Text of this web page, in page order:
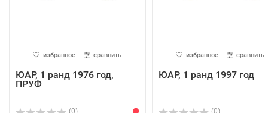
избранное сравнить
ЮАР, 1 ранд 1976 год,
ПРУФ
избранное сравнить
ЮАР, 1 ранд 1997 год